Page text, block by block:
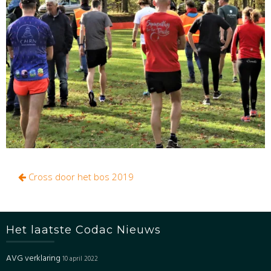
Bericht
Cross door het bos 2019
Het laatste Codac Nieuws
AVG verklaring 10 april 2022